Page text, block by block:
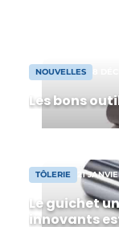
NOUVELLES
Les bons
TÔLERIE 21
Le guichet
innovants